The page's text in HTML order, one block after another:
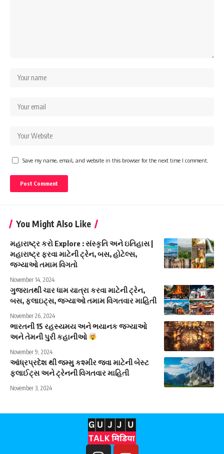
Save my name, email, and website in this browser for the next time I comment.
You Might Also Like
મહારાષ્ટ્ર કરો Explore : સંસ્કૃતિ અને ઇતિહાસ |
મહારાષ્ટ્ર ફરવા માટેની ટ્રેન, બસ, હોટેલ્સ,
જગ્યાઓ તમામ વિગતો
November 14, 2024
ગુજરાતથી ચાર ધામ યાત્રા કરવા માટેની ટ્રેન,
બસ, ફ્લાઇટ્સ, જગ્યાઓ તમામ વિગતવાર માહિતી
November 26, 2024
ભારતની 15 રહસ્યમય અને ભયાનક જગ્યાઓ
અને તેમની પુરી કહાનીઓ
November 9, 2024
આંધ્રપ્રદેશ થી જમ્મુ કશ્મીર જવા માટેની બેસ્ટ
ફ્લાઈટ્સ અને ટ્રેનની વિગતવાર માહિતી
November 3, 2024